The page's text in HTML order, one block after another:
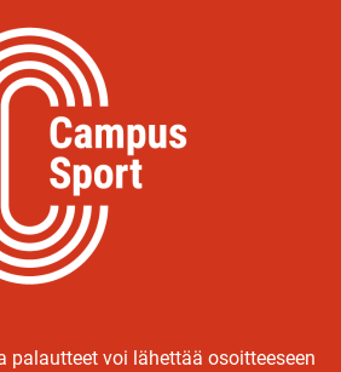
palautteet voi lähettää osoitteeseen